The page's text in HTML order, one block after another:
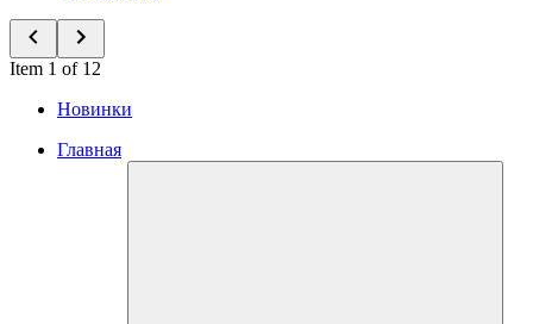
Item 1 of 12
Новинки
Главная